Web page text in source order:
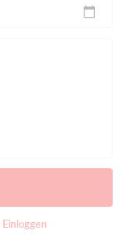
Einloggen